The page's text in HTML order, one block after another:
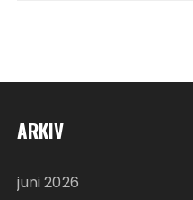
ARKIV
juni 2026